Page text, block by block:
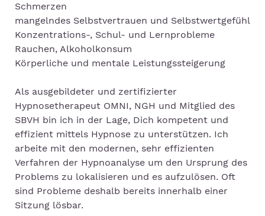
Schmerzen
mangelndes Selbstvertrauen und Selbstwertgefühl
Konzentrations-, Schul- und Lernprobleme
Rauchen, Alkoholkonsum
Körperliche und mentale Leistungssteigerung
Als ausgebildeter und zertifizierter
Hypnosetherapeut OMNI, NGH und Mitglied des
SBVH bin ich in der Lage, Dich kompetent und
effizient mittels Hypnose zu unterstützen. Ich
arbeite mit den modernen, sehr effizienten
Verfahren der Hypnoanalyse um den Ursprung des
Problems zu lokalisieren und es aufzulösen. Oft
sind Probleme deshalb bereits innerhalb einer
Sitzung lösbar.